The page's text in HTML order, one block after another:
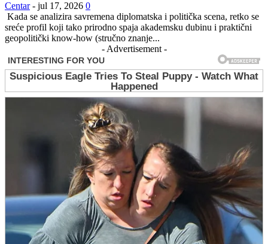
Centar - jul 17, 2026 0
Kada se analizira savremena diplomatska i politička scena, retko se
sreće profil koji tako prirodno spaja akademsku dubinu i praktični
geopolitički know-how (stručno znanje...
- Advertisement -